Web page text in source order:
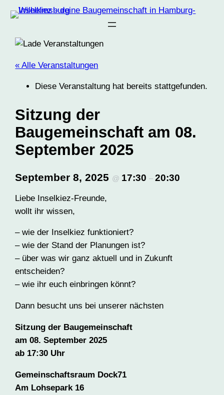
« Alle Veranstaltungen
Diese Veranstaltung hat bereits stattgefunden.
Sitzung der
Baugemeinschaft am 08.
September 2025
September 8, 2025 @ 17:30–20:30
Liebe Inselkiez-Freunde,
wollt ihr wissen,
– wie der Inselkiez funktioniert?
– wie der Stand der Planungen ist?
– über was wir ganz aktuell und in Zukunft
entscheiden?
– wie ihr euch einbringen könnt?
Dann besucht uns bei unserer nächsten
Sitzung der Baugemeinschaft
am 08. September 2025
ab 17:30 Uhr
Gemeinschaftsraum Dock71
Am Lohsepark 16